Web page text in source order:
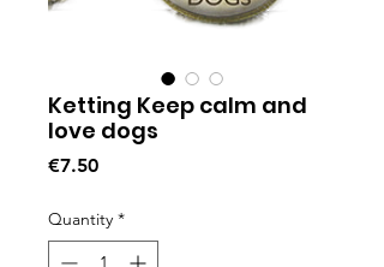
Ketting Keep calm and
love dogs
€7.50Price
Quantity *